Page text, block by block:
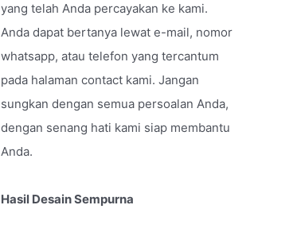
yang telah Anda percayakan ke kami.
Anda dapat bertanya lewat e-mail, nomor
whatsapp, atau telefon yang tercantum
pada halaman contact kami. Jangan
sungkan dengan semua persoalan Anda,
dengan senang hati kami siap membantu
Anda.
Hasil Desain Sempurna